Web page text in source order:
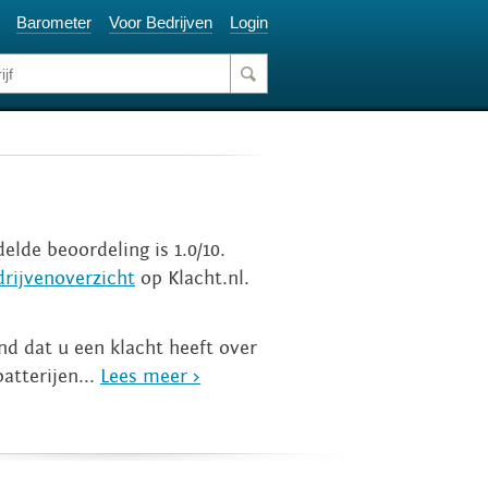
Barometer Voor Bedrijven Login
beoordeling is 1.0/10.
op Klacht.nl.
dat u een klacht heeft over
Lees meer >